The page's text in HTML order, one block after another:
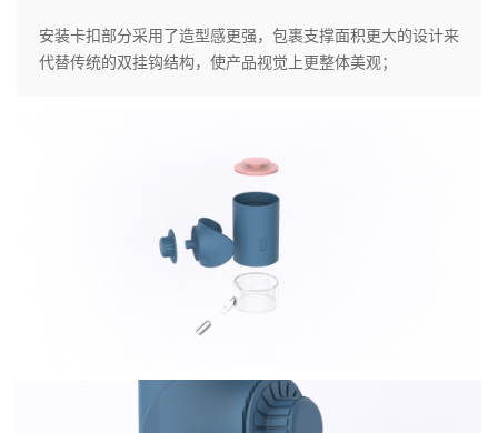
安装卡扣部分采用了造型感更强，包裹支撑面积更大的设计来
代替传统的双挂钩结构，使产品视觉上更整体美观；